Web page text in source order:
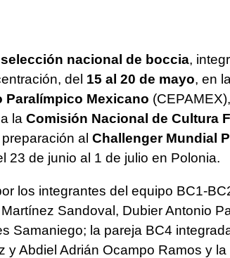
selección nacional de boccia,
del 15 al 20 de mayo, en
Paralímpico Mexicano
la Comisión Nacional de Cultura
al Challenger Mundial
23 de junio al 1 de julio en Polonia.
los integrantes del equipo BC1-
Sandoval, Dubier Antonio
Samaniego; la pareja BC4
y Abdiel Adrián Ocampo Ramos y la